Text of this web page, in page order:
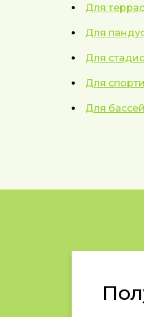
Для
Для
Для
Для
Для